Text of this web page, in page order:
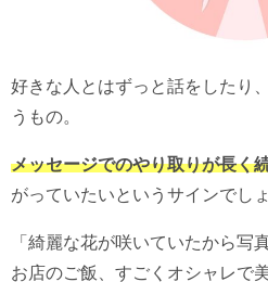
好きな人とはずっと話をしたり
うもの。
メッセージでのやり取りが長く
がっていたいというサインでしょ
「綺麗な花が咲いていたから写
お店のご飯、すごくオシャレで